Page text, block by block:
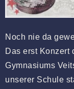
Noch nie da
Das erst Konzert
Gymnasiums
unserer Schule